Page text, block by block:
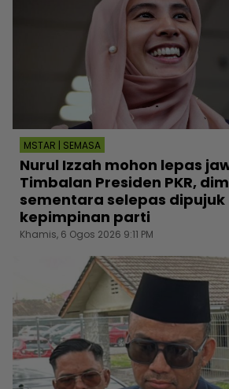
MSTAR | SEMASA
Nurul Izzah mohon lepas
Timbalan Presiden PKR,
sementara selepas dipujuk
kepimpinan parti
Khamis, 6 Ogos 2026 9:11 PM